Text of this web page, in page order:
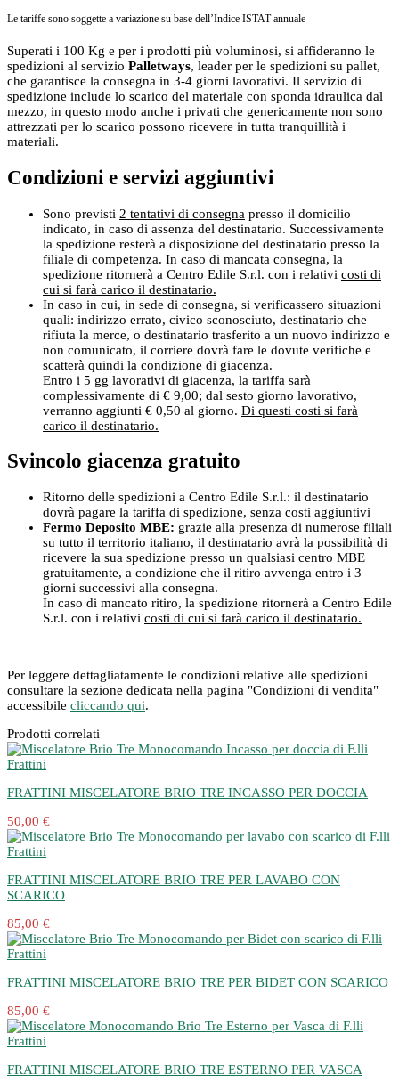
Le tariffe sono soggette a variazione su base dell’Indice ISTAT annuale
Superati i 100 Kg e per i prodotti più voluminosi, si affideranno le
spedizioni al servizio Palletways, leader per le spedizioni su pallet,
che garantisce la consegna in 3-4 giorni lavorativi. Il servizio di
spedizione include lo scarico del materiale con sponda idraulica dal
mezzo, in questo modo anche i privati che genericamente non sono
attrezzati per lo scarico possono ricevere in tutta tranquillità i
materiali.
Condizioni e servizi aggiuntivi
Sono previsti 2 tentativi di consegna presso il domicilio
indicato, in caso di assenza del destinatario. Successivamente
la spedizione resterà a disposizione del destinatario presso la
filiale di competenza. In caso di mancata consegna, la
spedizione ritornerà a Centro Edile S.r.l. con i relativi costi di
cui si farà carico il destinatario.
In caso in cui, in sede di consegna, si verificassero situazioni
quali: indirizzo errato, civico sconosciuto, destinatario che
rifiuta la merce, o destinatario trasferito a un nuovo indirizzo e
non comunicato, il corriere dovrà fare le dovute verifiche e
scatterà quindi la condizione di giacenza.
Entro i 5 gg lavorativi di giacenza, la tariffa sarà
complessivamente di € 9,00; dal sesto giorno lavorativo,
verranno aggiunti € 0,50 al giorno. Di questi costi si farà
carico il destinatario.
Svincolo giacenza gratuito
Ritorno delle spedizioni a Centro Edile S.r.l.: il destinatario
dovrà pagare la tariffa di spedizione, senza costi aggiuntivi
Fermo Deposito MBE: grazie alla presenza di numerose filiali
su tutto il territorio italiano, il destinatario avrà la possibilità di
ricevere la sua spedizione presso un qualsiasi centro MBE
gratuitamente, a condizione che il ritiro avvenga entro i 3
giorni successivi alla consegna.
In caso di mancato ritiro, la spedizione ritornerà a Centro Edile
S.r.l. con i relativi costi di cui si farà carico il destinatario.
Per leggere dettagliatamente le condizioni relative alle spedizioni
consultare la sezione dedicata nella pagina "Condizioni di vendita"
accessibile cliccando qui.
Prodotti correlati
FRATTINI MISCELATORE BRIO TRE INCASSO PER DOCCIA
50,00 €
FRATTINI MISCELATORE BRIO TRE PER LAVABO CON
SCARICO
85,00 €
FRATTINI MISCELATORE BRIO TRE PER BIDET CON SCARICO
85,00 €
FRATTINI MISCELATORE BRIO TRE ESTERNO PER VASCA